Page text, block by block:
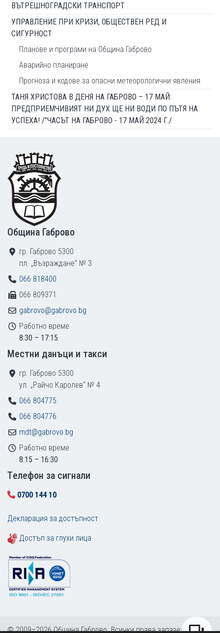
ВЪТРЕШНОГРАДСКИ ТРАНСПОРТ
УПРАВЛЕНИЕ ПРИ КРИЗИ, ОБЩЕСТВЕН РЕД И
СИГУРНОСТ
Планове и програми на Община Габрово
Аварийно планиране
Прогноза и кодове за опасни метеорологични явления
ТАНЯ ХРИСТОВА В ДЕНЯ НА ГАБРОВО – 17 МАЙ:
ПРЕДПРИЕМЧИВИЯТ НИ ДУХ ЩЕ НИ ВОДИ ПО ПЪТЯ НА
УСПЕХА! /"ЧАСЪТ НА ГАБРОВО - 17 МАЙ 2024 Г./
Footer
Община Габрово
гр. Габрово 5300
пл. „Възраждане“ № 3
066 818400
066 809371
gabrovo@gabrovo.bg
Работно време
8:30 – 17:15
Местни данъци и такси
гр. Габрово 5300
ул. „Райчо Каролев“ № 4
066 804775
066 804776
mdt@gabrovo.bg
Работно време
8:15 – 16:30
Tелефон за сигнали
0700 144 10
Декларация за достъпност
Достъп за глухи лица
© 2009–2026 Община Габрово. Всички права запазени.